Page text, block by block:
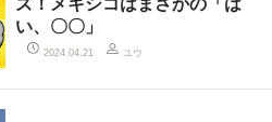
ズ！メキシコはまさかの「は
い、〇〇」
2024.04.21 ユウ